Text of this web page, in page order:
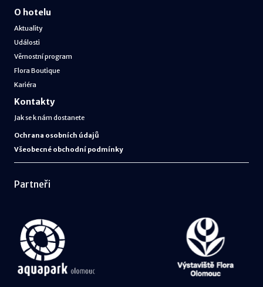
O hotelu
Aktuality
Události
Věrnostní program
Flora Boutique
Kariéra
Kontakty
Jak se k nám dostanete
Ochrana osobních údajů
Všeobecné obchodní podmínky
Partneři